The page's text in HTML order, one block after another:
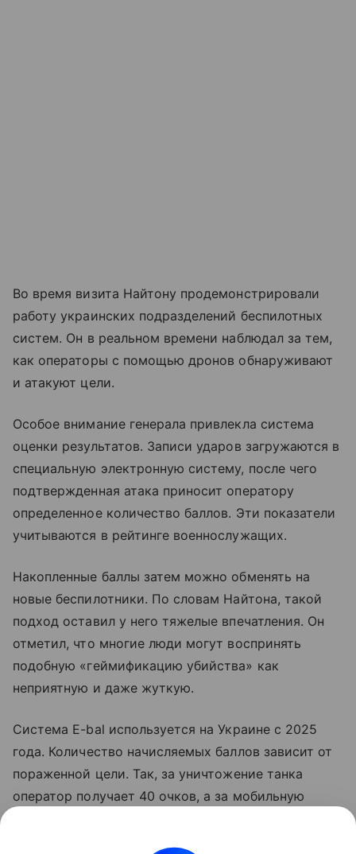
Во время визита Найтону продемонстрировали
работу украинских подразделений беспилотных
систем. Он в реальном времени наблюдал за тем,
как операторы с помощью дронов обнаруживают
и атакуют цели.
Особое внимание генерала привлекла система
оценки результатов. Записи ударов загружаются в
специальную электронную систему, после чего
подтвержденная атака приносит оператору
определенное количество баллов. Эти показатели
учитываются в рейтинге военнослужащих.
Накопленные баллы затем можно обменять на
новые беспилотники. По словам Найтона, такой
подход оставил у него тяжелые впечатления. Он
отметил, что многие люди могут воспринять
подобную «геймификацию убийства» как
неприятную и даже жуткую.
Система E-bal используется на Украине с 2025
года. Количество начисляемых баллов зависит от
пораженной цели. Так, за уничтожение танка
оператор получает 40 очков, а за мобильную